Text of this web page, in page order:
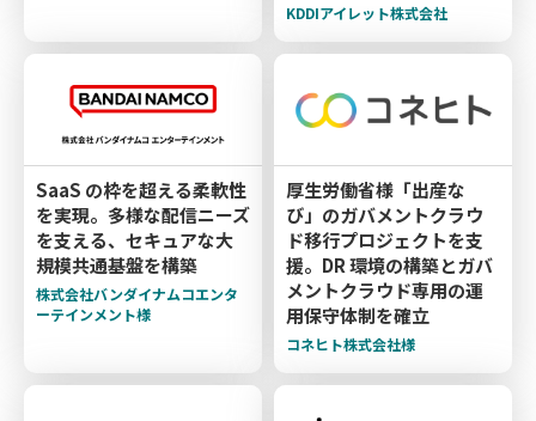
KDDIアイレット株式会社
SaaS の枠を超える柔軟性
を実現。多様な配信ニーズ
を支える、セキュアな大
規模共通基盤を構築
株式会社バンダイナムコエンタ
ーテインメント様
厚生労働省様「出産な
び」のガバメントクラウ
ド移行プロジェクトを支
援。DR 環境の構築とガバ
メントクラウド専用の運
用保守体制を確立
コネヒト株式会社様